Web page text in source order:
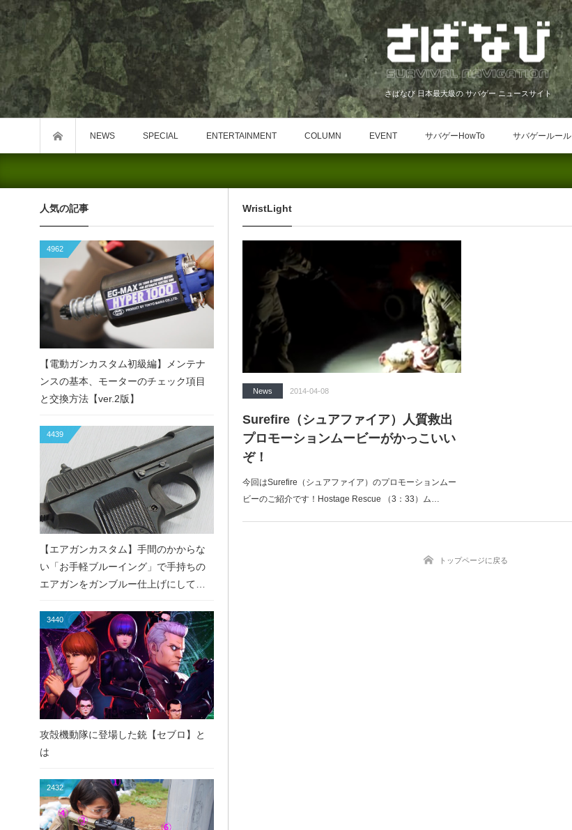
さばなび 日本最大級の サバゲー ニュースサイト
NEWS SPECIAL ENTERTAINMENT COLUMN EVENT サバゲーHowTo サバゲールール
WristLight
News 2014-04-08
Surefire（シュアファイア）人質救出
プロモーションムービーがかっこいい
ぞ！
今回はSurefire（シュアファイア）のプロモーションムー
ビーのご紹介です！Hostage Rescue （3：33）ム…
トップページに戻る
人気の記事
4962
【電動ガンカスタム初級編】メンテナ
ンスの基本、モーターのチェック項目
と交換方法【ver.2版】
4439
【エアガンカスタム】手間のかからな
い「お手軽ブルーイング」で手持ちの
エアガンをガンブルー仕上げにしてみ
3440
攻殻機動隊に登場した銃【セブロ】と
は
2432